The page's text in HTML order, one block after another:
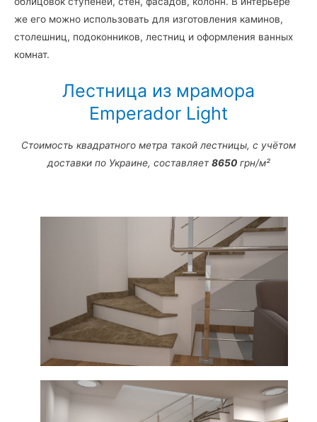
же его можно использовать для изготовления каминов,
столешниц, подоконников, лестниц и оформления ванных
комнат.
Лестница из мрамора
Emperador Light
Стоимость квадратного метра такой лестницы, с учётом
доставки по Украине, составляет 8650грн/м²